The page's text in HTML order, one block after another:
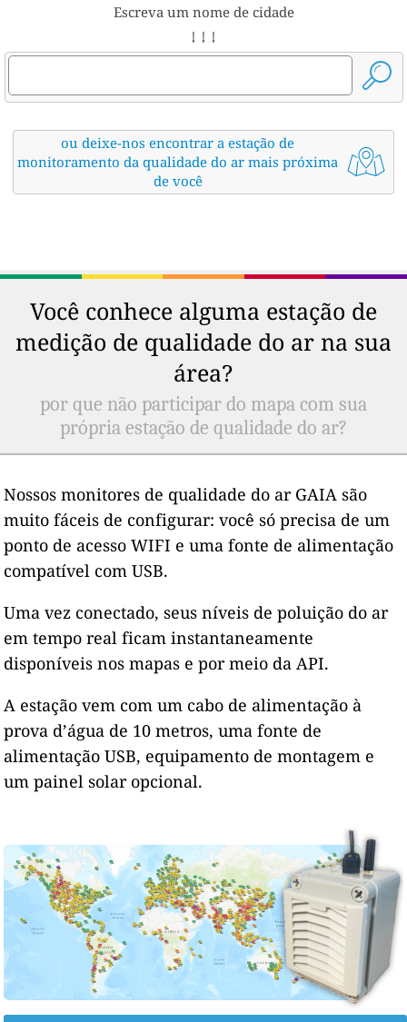
Escreva um nome de cidade
↓ ↓ ↓
ou deixe-nos encontrar a estação de
monitoramento da qualidade do ar mais próxima
de você
Você conhece alguma estação de
medição de qualidade do ar na sua
área?
por que não participar do mapa com sua
própria estação de qualidade do ar?
Nossos monitores de qualidade do ar GAIA são
muito fáceis de configurar: você só precisa de um
ponto de acesso WIFI e uma fonte de alimentação
compatível com USB.
Uma vez conectado, seus níveis de poluição do ar
em tempo real ficam instantaneamente
disponíveis nos mapas e por meio da API.
A estação vem com um cabo de alimentação à
prova d’água de 10 metros, uma fonte de
alimentação USB, equipamento de montagem e
um painel solar opcional.